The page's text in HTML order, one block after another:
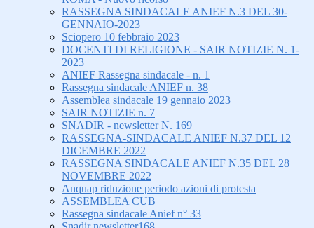
RASSEGNA SINDACALE ANIEF N.3 DEL 30-
GENNAIO-2023
Sciopero 10 febbraio 2023
DOCENTI DI RELIGIONE - SAIR NOTIZIE N. 1-
2023
ANIEF Rassegna sindacale - n. 1
Rassegna sindacale ANIEF n. 38
Assemblea sindacale 19 gennaio 2023
SAIR NOTIZIE n. 7
SNADIR - newsletter N. 169
RASSEGNA-SINDACALE ANIEF N.37 DEL 12
DICEMBRE 2022
RASSEGNA SINDACALE ANIEF N.35 DEL 28
NOVEMBRE 2022
Anquap riduzione periodo azioni di protesta
ASSEMBLEA CUB
Rassegna sindacale Anief n° 33